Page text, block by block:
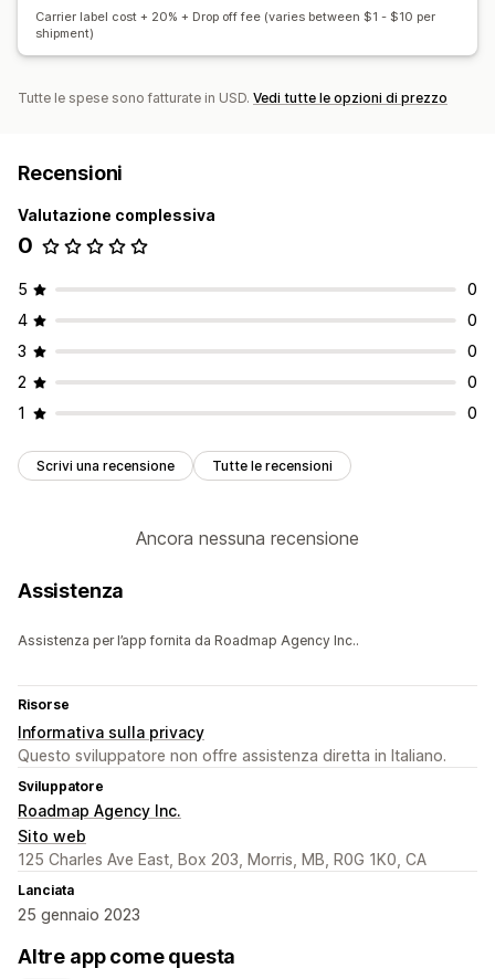
Carrier label cost + 20% + Drop off fee (varies between $1 - $10 per
shipment)
Tutte le spese sono fatturate in USD. Vedi tutte le opzioni di prezzo
Recensioni
Valutazione complessiva
0
5
0
4
0
3
0
2
0
1
0
Scrivi una recensione Tutte le recensioni
Ancora nessuna recensione
Assistenza
Assistenza per l’app fornita da Roadmap Agency Inc..
Risorse
Informativa sulla privacy
Questo sviluppatore non offre assistenza diretta in Italiano.
Sviluppatore
Roadmap Agency Inc.
Sito web
125 Charles Ave East, Box 203, Morris, MB, R0G 1K0, CA
Lanciata
25 gennaio 2023
Altre app come questa